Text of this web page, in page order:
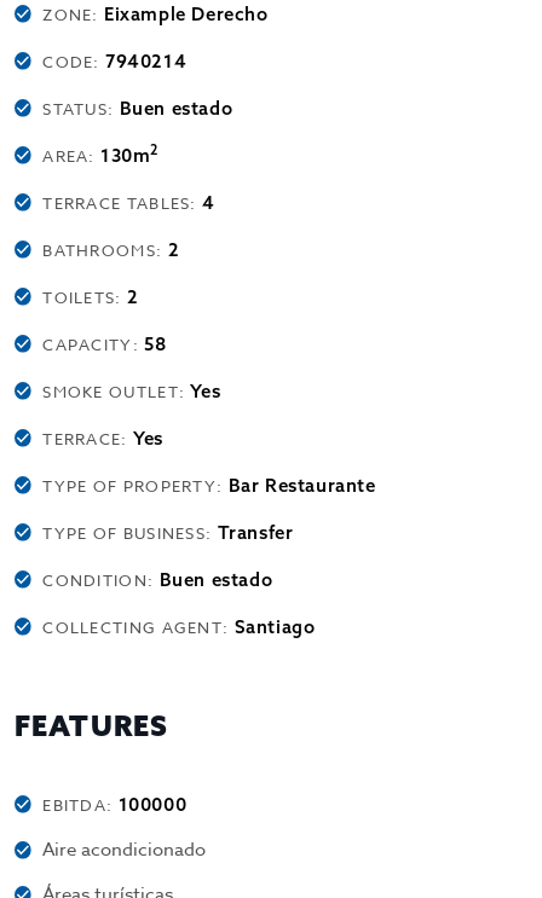
ZONE: Eixample Derecho
CODE:7940214
STATUS: Buen estado
AREA: 130m2
TERRACE TABLES:4
BATHROOMS: 2
TOILETS: 2
CAPACITY:58
SMOKE OUTLET:Yes
TERRACE: Yes
TYPE OF PROPERTY: Bar Restaurante
TYPE OF BUSINESS: Transfer
CONDITION: Buen estado
COLLECTING AGENT: Santiago
FEATURES
EBITDA: 100000
Aire acondicionado